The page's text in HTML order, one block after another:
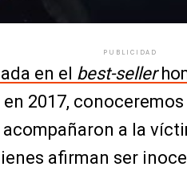
PUBLICIDAD
en el best-seller
2017,
a la
afirman ser